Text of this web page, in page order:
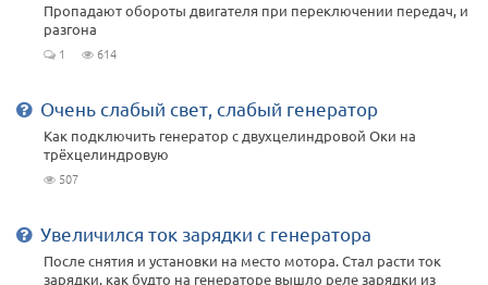
Пропадают обороты двигателя при переключении передач, и
разгона
1 614
Очень слабый свет, слабый генератор
Как подключить генератор с двухцелиндровой Оки на
трёхцелиндровую
507
Увеличился ток зарядки с генератора
После снятия и установки на место мотора. Стал расти ток
зарядки, как будто на генераторе вышло реле зарядки из